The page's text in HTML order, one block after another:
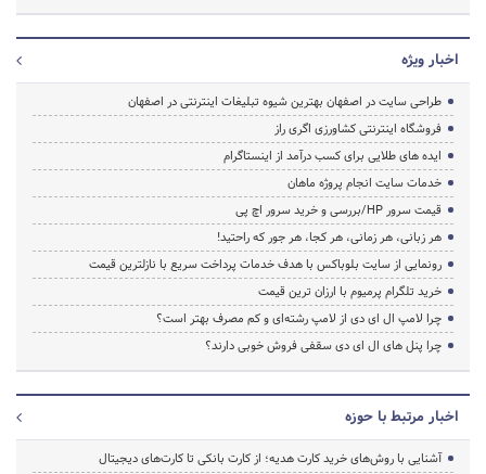
اخبار ویژه
طراحی سایت در اصفهان بهترین شیوه تبلیغات اینترنتی در اصفهان
فروشگاه اینترنتی کشاورزی اگری راز
ایده های طلایی برای کسب درآمد از اینستاگرام
خدمات سایت انجام پروژه ماهان
قیمت سرور HP/بررسی و خرید سرور اچ پی
هر زبانی، هر زمانی، هر کجا، هر جور که راحتید!
رونمایی از سایت بلوباکس با هدف خدمات پرداخت سریع با نازلترین قیمت
خرید تلگرام پرمیوم با ارزان ترین قیمت
چرا لامپ ال ای دی از لامپ رشته‌ای و کم مصرف بهتر است؟
چرا پنل های ال ای دی سقفی فروش خوبی دارند؟
اخبار مرتبط با حوزه
آشنایی با روش‌های خرید کارت هدیه؛ از کارت بانکی تا کارت‌های دیجیتال